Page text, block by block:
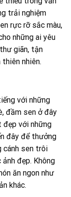
trải nghiệm
rực rỡ sắc màu,
những ai yêu
giãn, tận
nhiên.
với những
đầm sen ở đây
đẹp với những
đây để thưởng
cánh sen trôi
đẹp. Không
ăn ngon như
khác.